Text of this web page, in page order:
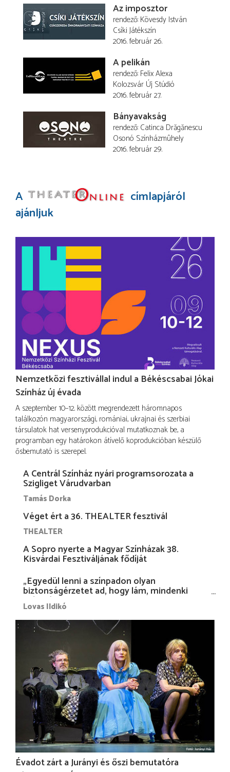
Az imposztor
rendező Kövesdy István
Csíki Játékszín
2016. február 26.
A pelikán
rendező Felix Alexa
Kolozsvár Új Stúdió
2016. február 27.
Bányavakság
rendező Catinca Drăgănescu
Osonó Színházmûhely
2016. február 29.
A
címlapjáról
ajánljuk
Nemzetközi fesztivállal indul a Békéscsabai Jókai
Színház új évada
A szeptember 10–12. között megrendezett háromnapos
találkozón magyarországi, romániai, ukrajnai és szerbiai
társulatok hat versenyprodukcióval mutatkoznak be, a
programban egy határokon átívelő koprodukcióban készülő
ősbemutató is szerepel.
A Centrál Színház nyári programsorozata a
Szigliget Várudvarban
Tamás Dorka
Véget ért a 36. THEALTER fesztivál
THEALTER
A Sopro nyerte a Magyar Színházak 38.
Kisvárdai Fesztiváljának fődíját
„Egyedül lenni a színpadon olyan
biztonságérzetet ad, hogy lám, mindenki
más nélkül is megvagyok magammal…”
Lovas Ildikó
Évadot zárt a Jurányi és őszi bemutatóra